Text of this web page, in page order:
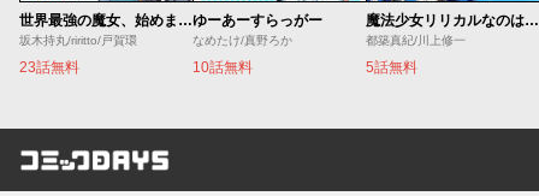
世界最強の魔女、始めました ～私だけ『攻略サイト』を見れる世界で自由に生きます～
坂木持丸/riritto/戸賀環
23話無料
ゆーあーすらっがー
なめたけ/真野ろか
10話無料
魔法少女リリカルなのは EXCEEDS
都築真紀/川上修一
5話無料
コミックDAYS